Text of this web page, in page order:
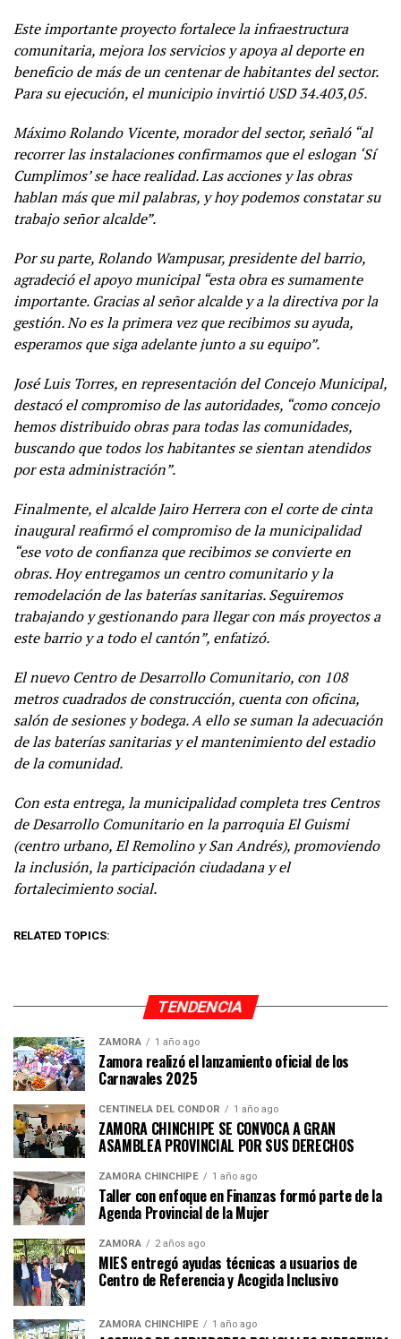
Este importante proyecto fortalece la infraestructura
comunitaria, mejora los servicios y apoya al deporte en
beneficio de más de un centenar de habitantes del sector.
Para su ejecución, el municipio invirtió USD 34.403,05.
Máximo Rolando Vicente, morador del sector, señaló “al
recorrer las instalaciones confirmamos que el eslogan ‘Sí
Cumplimos’ se hace realidad. Las acciones y las obras
hablan más que mil palabras, y hoy podemos constatar su
trabajo señor alcalde”.
Por su parte, Rolando Wampusar, presidente del barrio,
agradeció el apoyo municipal “esta obra es sumamente
importante. Gracias al señor alcalde y a la directiva por la
gestión. No es la primera vez que recibimos su ayuda,
esperamos que siga adelante junto a su equipo”.
José Luis Torres, en representación del Concejo Municipal,
destacó el compromiso de las autoridades, “como concejo
hemos distribuido obras para todas las comunidades,
buscando que todos los habitantes se sientan atendidos
por esta administración”.
Finalmente, el alcalde Jairo Herrera con el corte de cinta
inaugural reafirmó el compromiso de la municipalidad
“ese voto de confianza que recibimos se convierte en
obras. Hoy entregamos un centro comunitario y la
remodelación de las baterías sanitarias. Seguiremos
trabajando y gestionando para llegar con más proyectos a
este barrio y a todo el cantón”, enfatizó.
El nuevo Centro de Desarrollo Comunitario, con 108
metros cuadrados de construcción, cuenta con oficina,
salón de sesiones y bodega. A ello se suman la adecuación
de las baterías sanitarias y el mantenimiento del estadio
de la comunidad.
Con esta entrega, la municipalidad completa tres Centros
de Desarrollo Comunitario en la parroquia El Guismi
(centro urbano, El Remolino y San Andrés), promoviendo
la inclusión, la participación ciudadana y el
fortalecimiento social.
RELATED TOPICS:
TENDENCIA
ZAMORA 1 año ago
Zamora realizó el lanzamiento oficial de los
Carnavales 2025
CENTINELA DEL CÓNDOR 1 año ago
ZAMORA CHINCHIPE SE CONVOCA A GRAN
ASAMBLEA PROVINCIAL POR SUS DERECHOS
ZAMORA CHINCHIPE 1 año ago
Taller con enfoque en Finanzas formó parte de la
Agenda Provincial de la Mujer
ZAMORA 2 años ago
MIES entregó ayudas técnicas a usuarios de
Centro de Referencia y Acogida Inclusivo
ZAMORA CHINCHIPE 1 año ago